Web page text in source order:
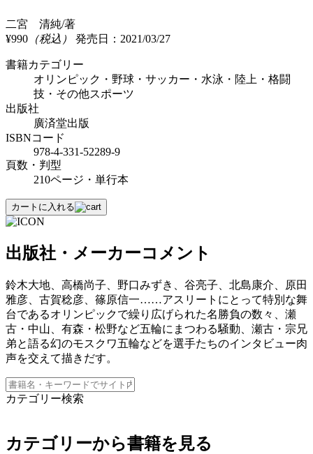
二宮 清純/著
¥990 （税込） 発売日：2021/03/27
書籍カテゴリー
オリンピック・野球・サッカー・水泳・陸上・格闘
技・その他スポーツ
出版社
廣済堂出版
ISBNコード
978-4-331-52289-9
頁数・判型
210ページ・単行本
カートに入れる
出版社・メーカーコメント
鈴木大地、高橋尚子、野口みずき、谷亮子、北島康介、原田
雅彦、古賀稔彦、篠原信一……アスリートにとって特別な舞
台であるオリンピックで繰り広げられた名勝負の数々、瀬
古・中山、有森・松野など五輪にまつわる騒動、瀬古・宗兄
弟と語る幻のモスクワ五輪などを選手たちのインタビュー肉
声を交えて描きだす。
カテゴリー検索
カテゴリーから書籍を見る